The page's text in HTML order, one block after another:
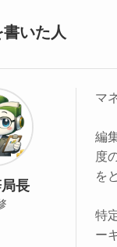
いた人
長
マ
編
度
を
特
ー